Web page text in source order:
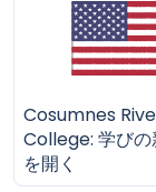
Cosumnes
College: 学びの
を開く